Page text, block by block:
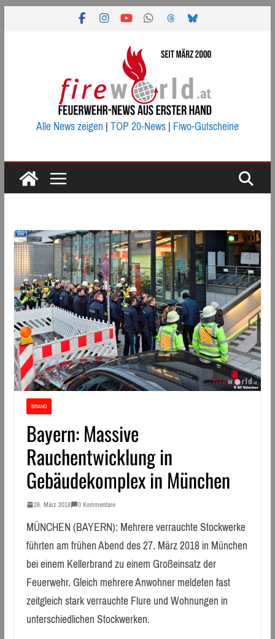
Alle News zeigen|TOP 20-News|Fiwo-Gutscheine
BRAND
Bayern: Massive
Rauchentwicklung in
Gebäudekomplex in München
28. März 2018 0 Kommentare
MÜNCHEN (BAYERN): Mehrere verrauchte Stockwerke
führten am frühen Abend des 27. März 2018 in München
bei einem Kellerbrand zu einem Großeinsatz der
Feuerwehr. Gleich mehrere Anwohner meldeten fast
zeitgleich stark verrauchte Flure und Wohnungen in
unterschiedlichen Stockwerken.